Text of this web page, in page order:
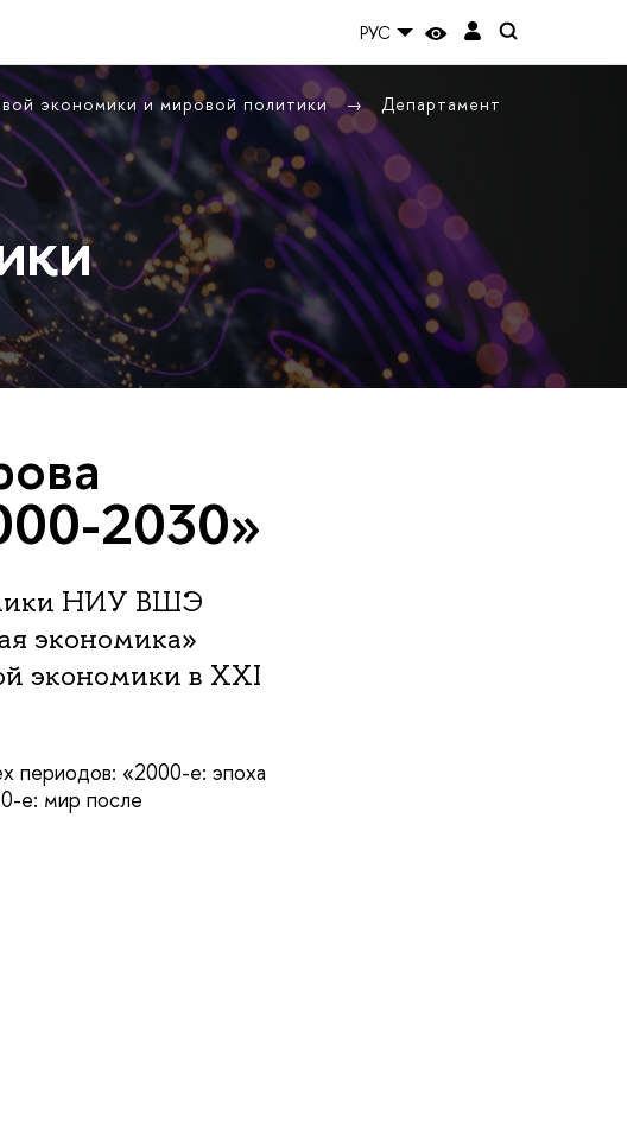
РУС
экономики и мировой политики
Департамент
2030»
НИУ ВШЭ
экономика»
экономики в XXI
периодов: «2000-е: эпоха
е: мир после